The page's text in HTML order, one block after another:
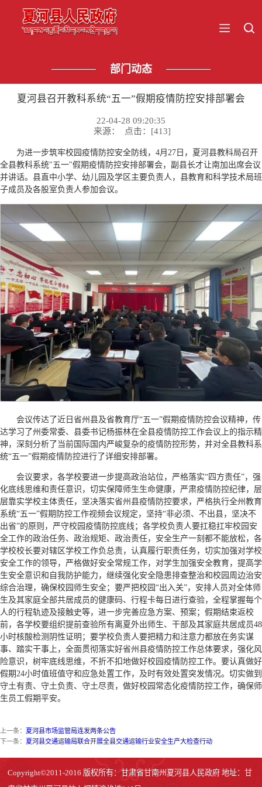
部门动态
夏河县召开教科系统“五一”假期疫情防控安排部署会
22-04-28 09:20:35
来源： 点击：[413]
为进一步筑牢校园疫情防控安全防线，4月27日，夏河县教科局召开
全县教科系统"五一"假期疫情防控安排部署会，副县长才让南加出席会议
并讲话。县直中小学、幼儿园及学区主要负责人，县教育和科学技术局班
子成员及各股室负责人参加会议。
会议传达了近日省州县及省教育厅“五一”假期疫情防控会议精神，传
达学习了州委常委、县委书记杨振林在全县疫情防控工作会议上的指示精
神，深刻分析了当前国际国内严峻复杂的疫情防控形势，并对全县教科系
统“五一”假期疫情防控进行了详细安排部署。
会议要求，各学校要进一步提高政治站位，严格落实“四方责任”，强
化底线思维和责任意识，切实保障师生生命健康，严肃疫情防控纪律，层
层靠实学校主体责任，坚决落实省州县疫情防控要求，严格执行全州教育
系统“五一”假期防控工作视频会议规定，坚持“非必须、不出县，坚决不
出省”的原则，严守校园疫情防控底线；各学校负责人要扛稳扛牢校园安
全工作的政治任务、政治规矩、政治责任，安全生产一刻都不能放松，各
学校校长要对辖区学校工作负总责，认真履行职责任务，切实加强对学校
安全工作的领导，严格做好安全常规工作，对学生加强安全教育，提高学
生安全意识和自我防护能力，继续强化安全隐患排查整治和校园周边治安
综合治理，确保校园师生安全；要严把校园“出入关”，安排人员对全体师
生及其家庭全部共居成员的健康码、行程卡每日进行查验，全程掌握每个
人的行程轨迹及接触史等，进一步完善应急方案、预案；假期结束返校
前，各学校要组织提前查验所有离夏外出师生、干部及其家庭共居成员48
小时核酸检测阴性证明；要学校负责人要把精力和注意力都放在务实谋
事、踏实干事上，全面贯彻落实好省州县疫情防控工作总体要求，强化风
险意识，树牢底线思维，不折不扣地做好校园疫情防控工作。要认真做好
假期24小时值班值守和应急处置工作，及时有效处置突发情况。切实做到
守土有责、守土负责、守土尽责，做好校园常态化疫情防控工作，确保师
生员工假期平安。
上一条： 夏河县市场监管局连发两条公告
下一条： 夏河县交通运输局联合开展全县交通运输行业安全生产大检查行动
Copyright©2011-2016 版权所有：甘肃省甘南州夏河县人民政府 地址：甘